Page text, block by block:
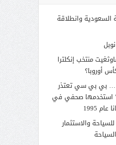
السعودية وانطلاقة
منتخب إنكلترا
أوروبا؟
… بي بي سي تعتذر
استخدمها صحفي في
1995
والاستثمار